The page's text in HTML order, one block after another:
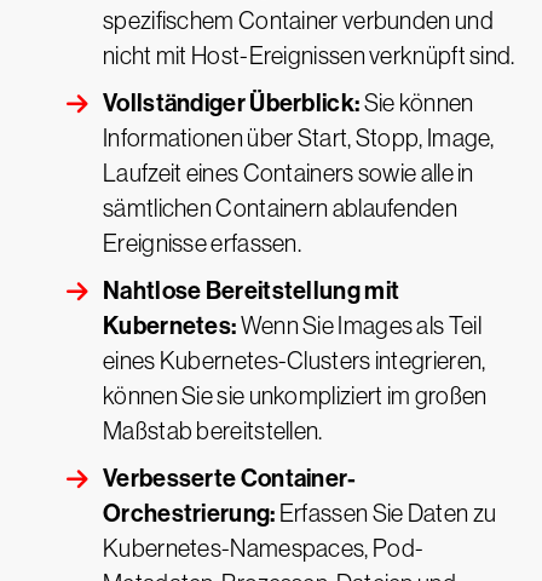
spezifischem Container verbunden und
nicht mit Host-Ereignissen verknüpft sind.
Vollständiger Überblick:Sie können
Informationen über Start, Stopp, Image,
Laufzeit eines Containers sowie alle in
sämtlichen Containern ablaufenden
Ereignisse erfassen.
Nahtlose Bereitstellung mit
Kubernetes:Wenn Sie Images als Teil
eines Kubernetes-Clusters integrieren,
können Sie sie unkompliziert im großen
Maßstab bereitstellen.
Verbesserte Container-
Orchestrierung: Erfassen Sie Daten zu
Kubernetes-Namespaces, Pod-